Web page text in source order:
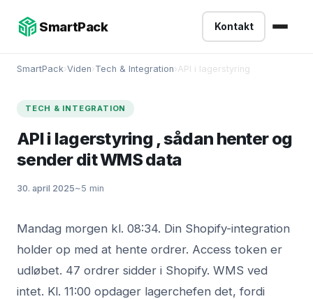
SmartPack Kontakt
SmartPack›Viden›Tech & Integration›API i lagerstyring
TECH & INTEGRATION
API i lagerstyring , sådan henter og
sender dit WMS data
30. april 2025~5 min
Mandag morgen kl. 08:34. Din Shopify-integration
holder op med at hente ordrer. Access token er
udløbet. 47 ordrer sidder i Shopify. WMS ved
intet. Kl. 11:00 opdager lagerchefen det, fordi